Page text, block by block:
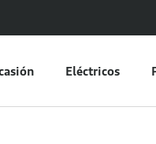
Eléctricos